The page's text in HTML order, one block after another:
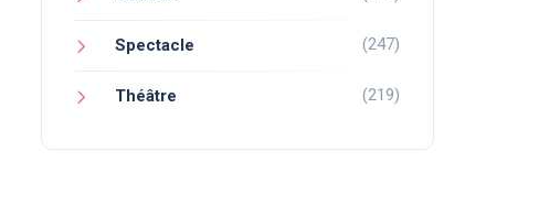
Spectacle (247)
Théâtre (219)